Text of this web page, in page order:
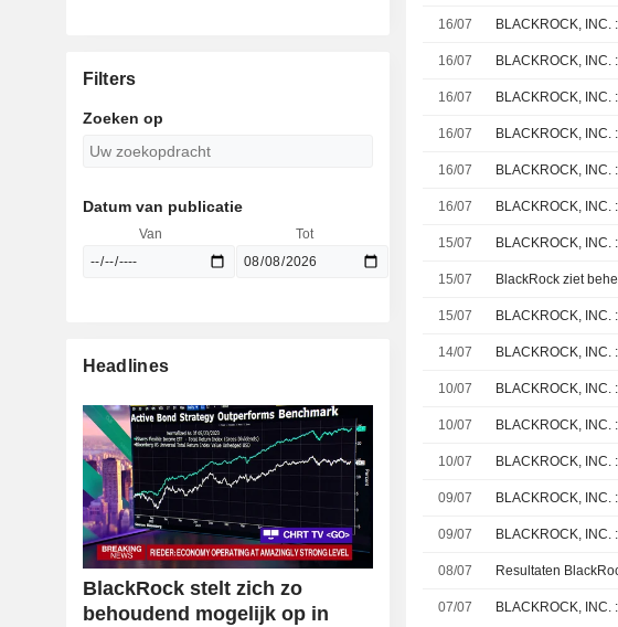
16/07 BLACKROCK,
16/07 BLACKROCK, INC.
16/07 BLACKROCK,
16/07 BLACKROCK, INC.
16/07 BLACKROCK,
16/07 BLACKROCK,
15/07 BLACKROCK,
15/07 BlackRock ziet
15/07 BLACKROCK,
14/07 BLACKROCK,
10/07 BLACKROCK,
10/07 BLACKROCK,
10/07 BLACKROCK,
09/07 BLACKROCK, INC.
09/07
08/07
07/07 BLACKROCK,
Filters
Zoeken op
Datum van publicatie
Van Tot
Headlines
BlackRock stelt zich zo
behoudend mogelijk op in